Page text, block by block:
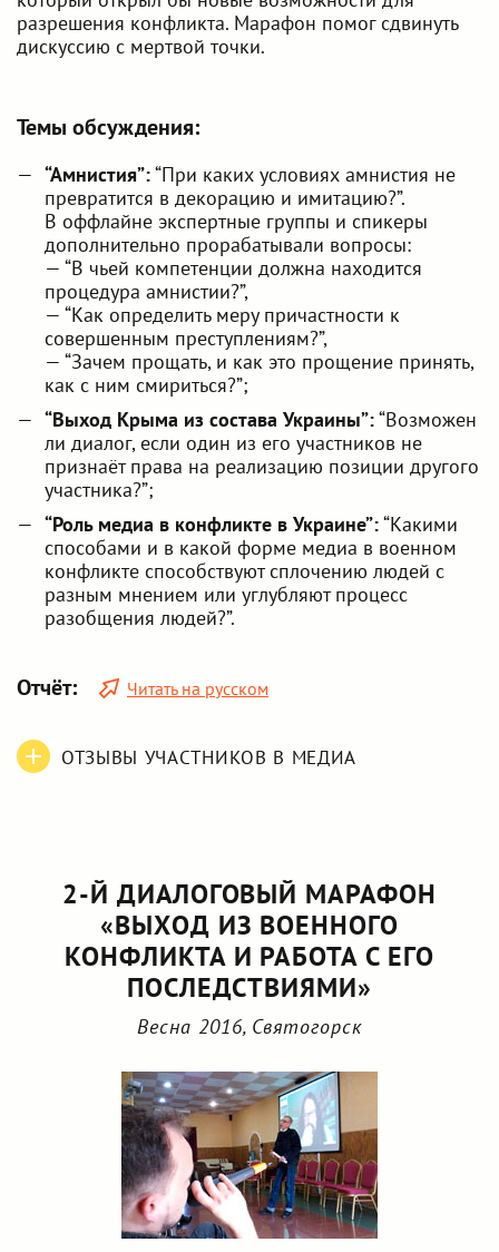
разрешения конфликта. Марафон помог сдвинуть
дискуссию с мертвой точки.
Темы обсуждения:
“Амнистия”:“При каких условиях амнистия не
превратится в декорацию и имитацию?”.
В оффлайне экспертные группы и спикеры
дополнительно прорабатывали вопросы:
— “В чьей компетенции должна находится
процедура амнистии?”,
— “Как определить меру причастности к
совершенным преступлениям?”,
— “Зачем прощать, и как это прощение принять,
как с ним смириться?”;
“Выход Крыма из состава Украины”:“Возможен
ли диалог, если один из его участников не
признаёт права на реализацию позиции другого
участника?”;
“Роль медиа в конфликте в Украине”:“Какими
способами и в какой форме медиа в военном
конфликте способствуют сплочению людей с
разным мнением или углубляют процесс
разобщения людей?”.
Отчёт: Читать на русском
ОТЗЫВЫ УЧАСТНИКОВ В МЕДИА
2-Й ДИАЛОГОВЫЙ МАРАФОН
«ВЫХОД ИЗ ВОЕННОГО
КОНФЛИКТА И РАБОТА С ЕГО
ПОСЛЕДСТВИЯМИ»
Весна 2016, Святогорск